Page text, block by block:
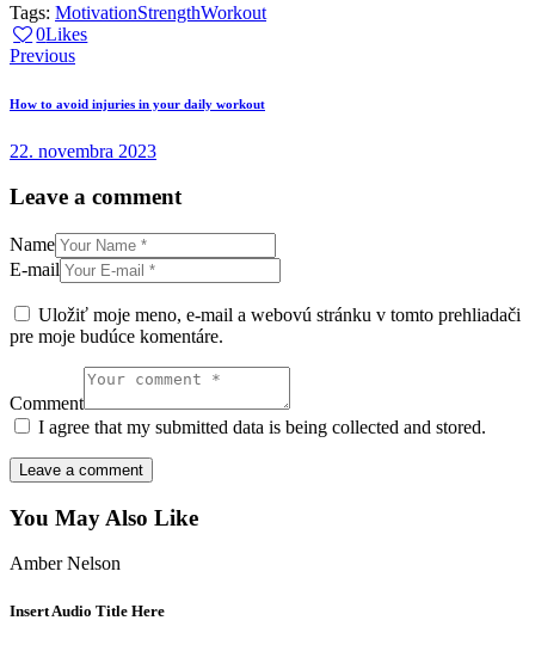
Tags: MotivationStrengthWorkout
0Likes
Navigácia
v
Previous
How to avoid injuries in your daily workout
22. novembra 2023
Leave a comment
Name
E-mail
Uložiť moje meno, e-mail a webovú stránku v tomto prehliadači
pre moje budúce komentáre.
Comment
I agree that my submitted data is being collected and stored.
You May Also Like
Amber Nelson
Insert Audio Title Here